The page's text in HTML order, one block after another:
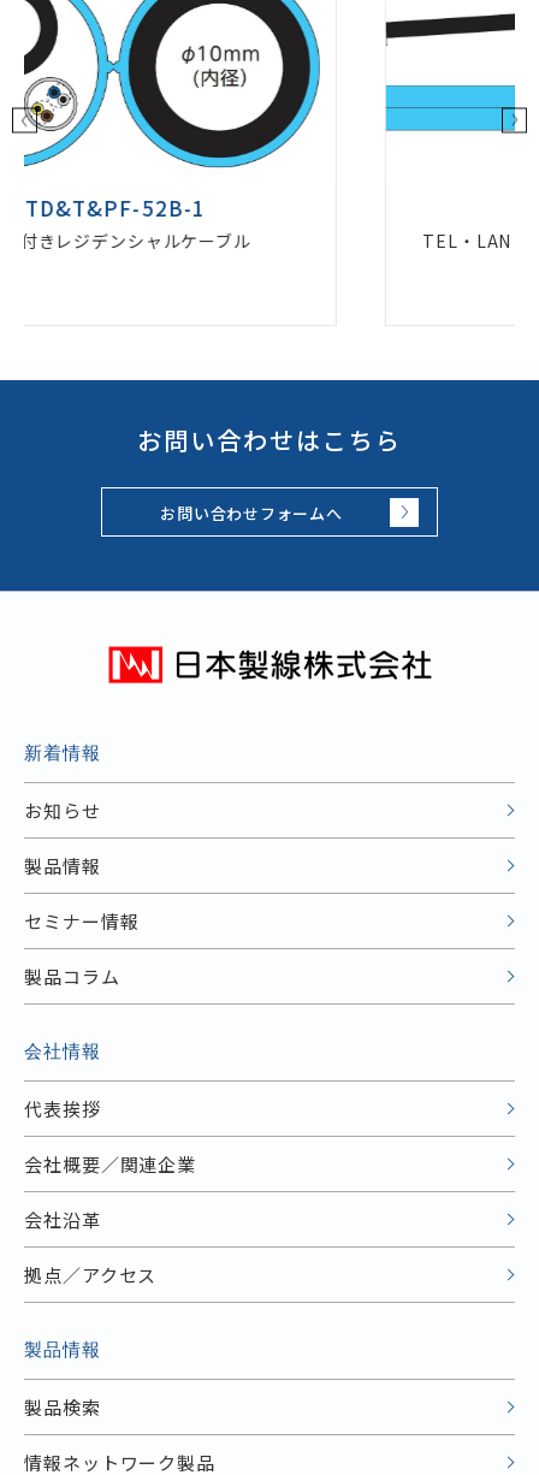
TEL・LAN・TV複合レジデンシャル プラグイ
お問い合わせはこちら
お問い合わせフォームへ
新着情報
お知らせ
製品情報
セミナー情報
製品コラム
会社情報
代表挨拶
会社概要／関連企業
会社沿革
拠点／アクセス
製品情報
製品検索
情報ネットワーク製品